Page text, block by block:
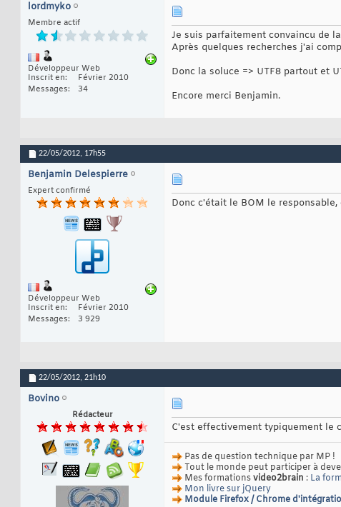
lordmyko
Membre actif
Développeur Web
Inscrit en
Février 2010
Messages
34
Je suis parfaitement convaincu de
Après quelques recherches j'ai
Donc la soluce => UTF8 partout et
Encore merci Benjamin.
22/05/2012, 17h55
Benjamin Delespierre
Expert confirmé
Développeur Web
Inscrit en
Février 2010
Messages
3 929
Donc c'était le BOM le
22/05/2012, 21h10
Bovino
Rédacteur
C'est effectivement typiquement le
Pas de question technique par MP !
Tout le monde peut participer à
Mes formationsvideo2brain : La
Mon livre sur jQuery
Module Firefox / Chrome